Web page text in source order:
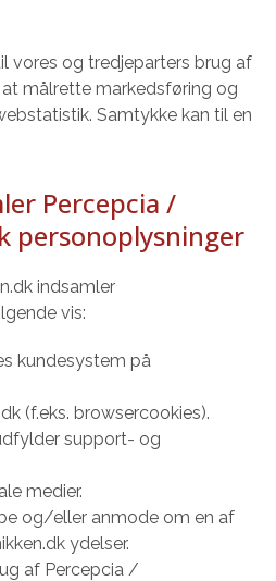
vores og tredjeparters brug af
målrette markedsføring og
Samtykke kan til en
Percepcia /
personoplysninger
indsamler
vis:
kundesystem på
(f.eks. browsercookies).
support- og
medier.
og/eller anmode om en af
ydelser.
af Percepcia /